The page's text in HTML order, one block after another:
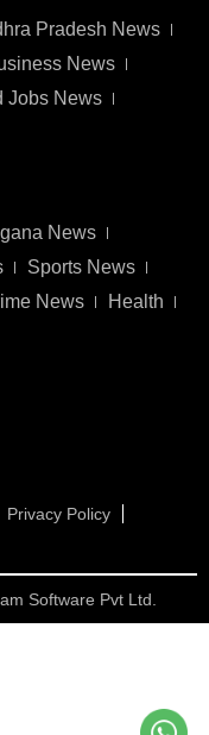
Pradesh News
News
Jobs News
News
Sports News
News Health
Privacy Policy
Software Pvt Ltd.